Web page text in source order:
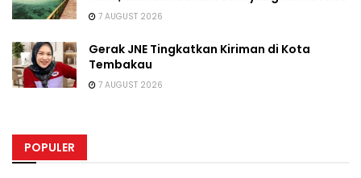
7 AUGUST 2026
Gerak JNE Tingkatkan Kiriman di Kota
Tembakau
7 AUGUST 2026
POPULER